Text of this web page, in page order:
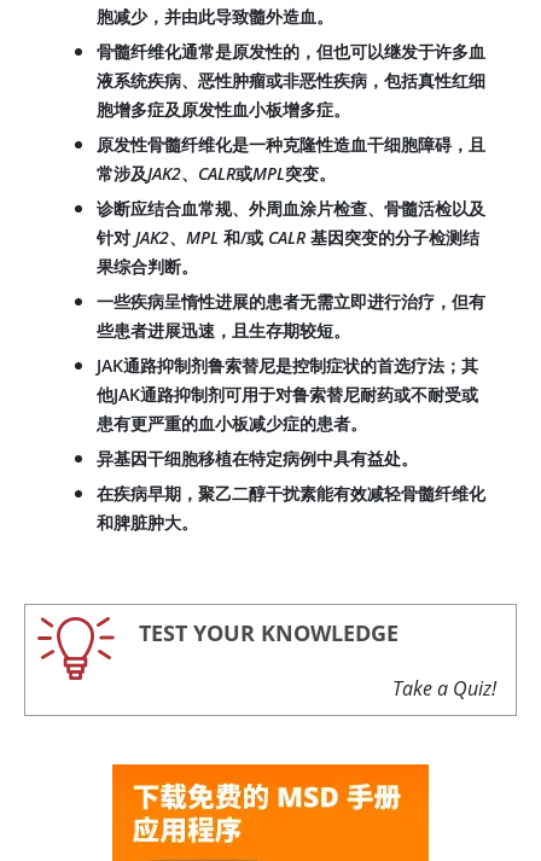
胞减少，并由此导致髓外造血。
骨髓纤维化通常是原发性的，但也可以继发于许多血
液系统疾病、恶性肿瘤或非恶性疾病，包括真性红细
胞增多症及原发性血小板增多症。
原发性骨髓纤维化是一种克隆性造血干细胞障碍，且
常涉及JAK2、 CALR或MPL突变。
诊断应结合血常规、外周血涂片检查、骨髓活检以及
针对 JAK2、 MPL 和/或 CALR 基因突变的分子检测结
果综合判断。
一些疾病呈惰性进展的患者无需立即进行治疗，但有
些患者进展迅速，且生存期较短。
JAK通路抑制剂鲁索替尼是控制症状的首选疗法；其
他JAK通路抑制剂可用于对鲁索替尼耐药或不耐受或
患有更严重的血小板减少症的患者。
异基因干细胞移植在特定病例中具有益处。
在疾病早期，聚乙二醇干扰素能有效减轻骨髓纤维化
和脾脏肿大。
TEST YOUR KNOWLEDGE
Take a Quiz!